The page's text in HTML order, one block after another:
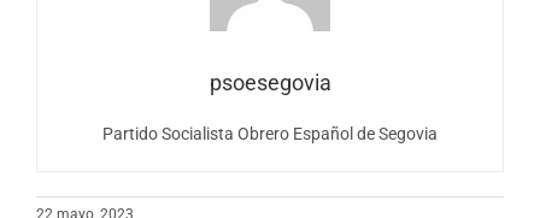
psoesegovia
Partido Socialista Obrero Español de Segovia
22 mayo, 2023